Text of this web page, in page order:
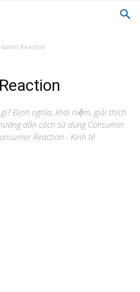
Reaction
Định nghĩa, khái niệm, giải thích
dẫn cách sử dụng Consumer
Reaction - Kinh tế